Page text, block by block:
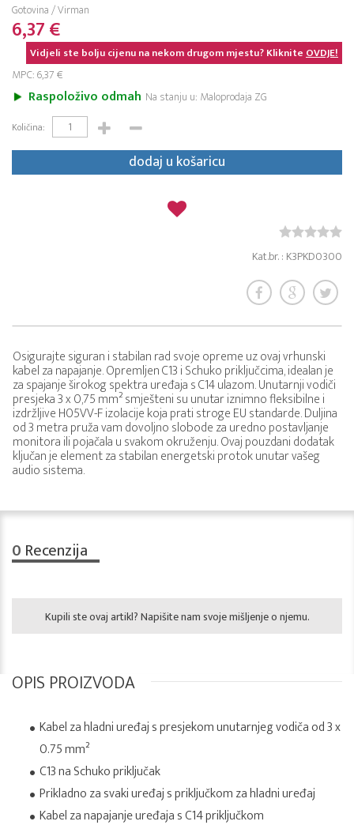
Gotovina / Virman
6,37 €
Vidjeli ste bolju cijenu na nekom drugom mjestu? KlikniteOVDJE!
MPC: 6,37 €
Raspoloživo odmah Na stanju u: Maloprodaja ZG
Količina:
dodaj u košaricu
Kat.br. : K3PKD0300
Osigurajte siguran i stabilan rad svoje opreme uz ovaj vrhunski
kabel za napajanje. Opremljen C13 i Schuko priključcima, idealan je
za spajanje širokog spektra uređaja s C14 ulazom. Unutarnji vodiči
presjeka 3 x 0,75 mm² smješteni su unutar iznimno fleksibilne i
izdržljive H05VV-F izolacije koja prati stroge EU standarde. Duljina
od 3 metra pruža vam dovoljno slobode za uredno postavljanje
monitora ili pojačala u svakom okruženju. Ovaj pouzdani dodatak
ključan je element za stabilan energetski protok unutar vašeg
audio sistema.
0 Recenzija
Kupili ste ovaj artikl? Napišite nam svoje mišljenje o njemu.
OPIS PROIZVODA
Kabel za hladni uređaj s presjekom unutarnjeg vodiča od 3 x
0.75 mm²
C13 na Schuko priključak
Prikladno za svaki uređaj s priključkom za hladni uređaj
Kabel za napajanje uređaja s C14 priključkom